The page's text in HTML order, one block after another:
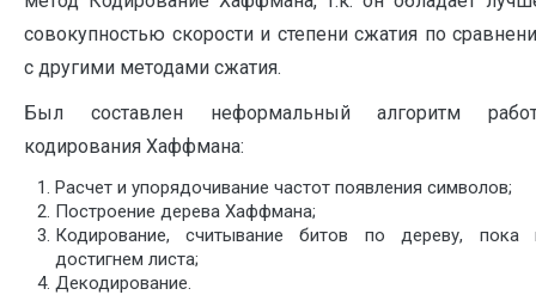
совокупностью скорости и степени сжатия по
с другими методами сжатия.
Был составлен неформальный алгоритм
кодирования Хаффмана:
Расчет и упорядочивание частот появления символов;
Построение дерева Хаффмана;
Кодирование, считывание битов по дереву, пока
достигнем листа;
Декодирование.